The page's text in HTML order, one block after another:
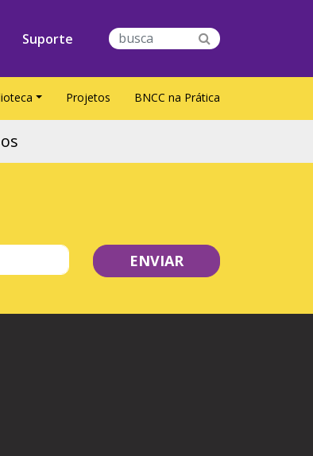
Suporte
Projetos BNCC na Prática